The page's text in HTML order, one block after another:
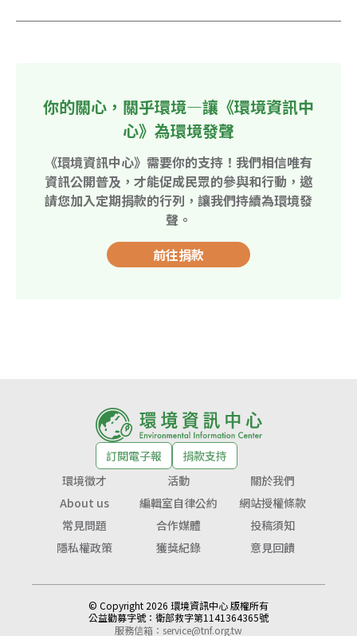
你的關心，關乎環境—讓《環境資訊中
心》為環境發聲
《環境資訊中心》需要你的支持！我們相信唯有
資訊公開普及，才能促成民眾的參與和行動，邀
請您加入定期捐款的行列，讓我們持續為環境發
聲。
前往捐款
訂閱電子報
捐款支持
環境徵才
活動
關於我們
About us
編輯室自律公約
網站授權條款
常見問題
合作媒體
投稿須知
隱私權政策
獲獎紀錄 意見回饋
© Copyright 2026 環境資訊中心 版權所有
公益勸募字號： 衛部救字第1141364365號
服務信箱： service@tnf.org.tw